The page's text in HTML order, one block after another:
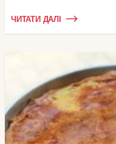
ЧИТАТИ ДАЛІ